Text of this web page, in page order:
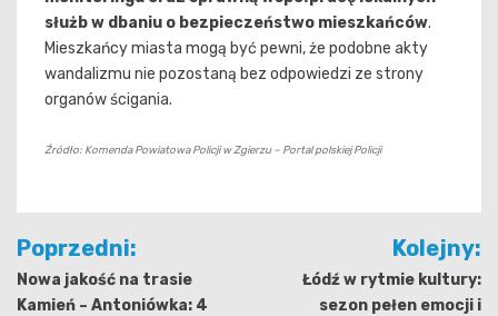
służb w dbaniu o bezpieczeństwo mieszkańców.
Mieszkańcy miasta mogą być pewni, że podobne akty
wandalizmu nie pozostaną bez odpowiedzi ze strony
organów ścigania.
Źródło: Komenda Powiatowa Policji w Zgierzu – Portal polskiej Policji
Nawigacja
wpisu
Poprzedni:
Nowa jakość na trasie
Kamień – Antoniówka: 4
Kolejny:
Łódź w rytmie kultury:
sezon pełen emocji i